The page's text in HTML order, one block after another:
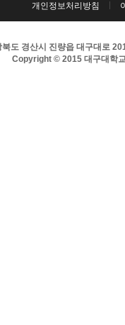
개인정보처리방침
도 경산시 진량읍 대구대로
Copyright © 2015 대구대학